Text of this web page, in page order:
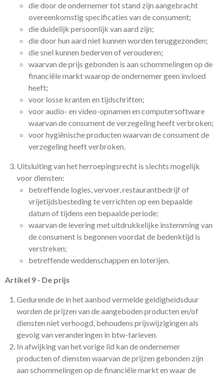
die door de ondernemer tot stand zijn aangebracht
overeenkomstig specificaties van de consument;
die duidelijk persoonlijk van aard zijn;
die door hun aard niet kunnen worden teruggezonden;
die snel kunnen bederven of verouderen;
waarvan de prijs gebonden is aan schommelingen op de
financiële markt waarop de ondernemer geen invloed
heeft;
voor losse kranten en tijdschriften;
voor audio- en video-opnamen en computersoftware
waarvan de consument de verzegeling heeft verbroken;
voor hygiënische producten waarvan de consument de
verzegeling heeft verbroken.
Uitsluiting van het herroepingsrecht is slechts mogelijk
voor diensten:
betreffende logies, vervoer, restaurantbedrijf of
vrijetijdsbesteding te verrichten op een bepaalde
datum of tijdens een bepaalde periode;
waarvan de levering met uitdrukkelijke instemming van
de consument is begonnen voordat de bedenktijd is
verstreken;
betreffende weddenschappen en loterijen.
Artikel 9 - De prijs
Gedurende de in het aanbod vermelde geldigheidsduur
worden de prijzen van de aangeboden producten en/of
diensten niet verhoogd, behoudens prijswijzigingen als
gevolg van veranderingen in btw-tarieven.
In afwijking van het vorige lid kan de ondernemer
producten of diensten waarvan de prijzen gebonden zijn
aan schommelingen op de financiële markt en waar de